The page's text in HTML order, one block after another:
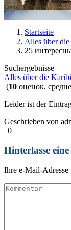
Startseite
Alles über
25
Suchergebnisse
Alles über die
(10 оценок,
Leider ist der
Geschrieben von
| 0
Hinterlasse
Ihre e-Mail-